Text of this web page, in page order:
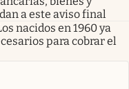
a este aviso final
nacidos en 1960 ya
para cobrar el